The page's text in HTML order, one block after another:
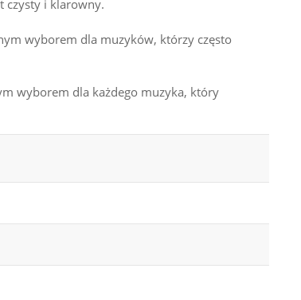
czysty i klarowny.
wyborem dla muzyków, którzy często
wyborem dla każdego muzyka, który